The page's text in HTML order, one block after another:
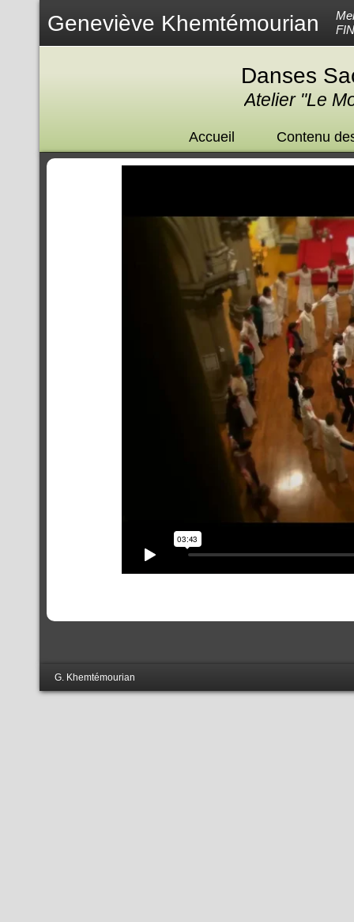
Geneviève Khemtémourian
Contenu
Accueil
Atelier "Le
Danses
G. Khemtémourian